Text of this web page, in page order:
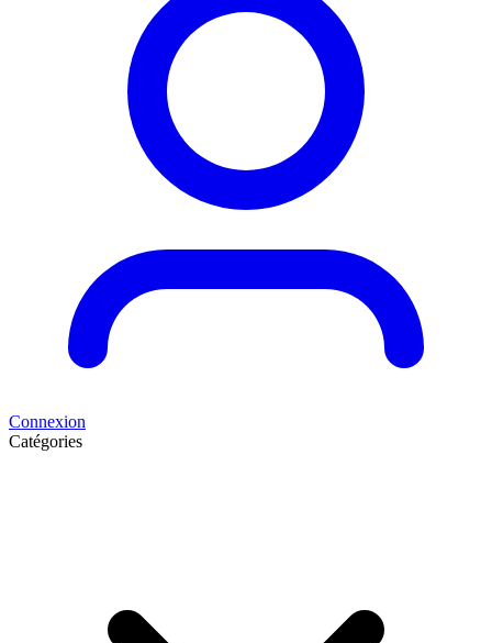
Connexion
Catégories